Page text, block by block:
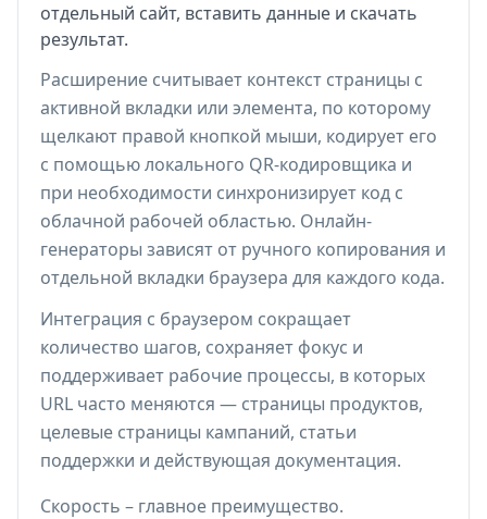
отдельный сайт, вставить данные и скачать
результат.
Расширение считывает контекст страницы с
активной вкладки или элемента, по которому
щелкают правой кнопкой мыши, кодирует его
с помощью локального QR-кодировщика и
при необходимости синхронизирует код с
облачной рабочей областью. Онлайн-
генераторы зависят от ручного копирования и
отдельной вкладки браузера для каждого кода.
Интеграция с браузером сокращает
количество шагов, сохраняет фокус и
поддерживает рабочие процессы, в которых
URL часто меняются — страницы продуктов,
целевые страницы кампаний, статьи
поддержки и действующая документация.
Скорость – главное преимущество.